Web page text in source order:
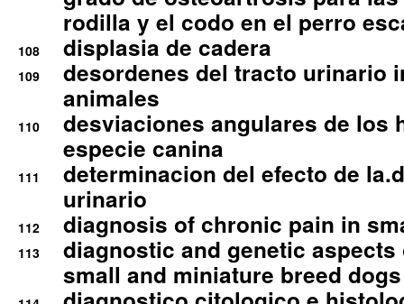
rodilla y el codo en el perro
108 displasia de cadera
109
desordenes del tracto urinario
animales
110
desviaciones angulares de los
especie canina
111
determinacion del efecto de
urinario
112 diagnosis of chronic pain in
113
diagnostic and genetic
small and miniature breed